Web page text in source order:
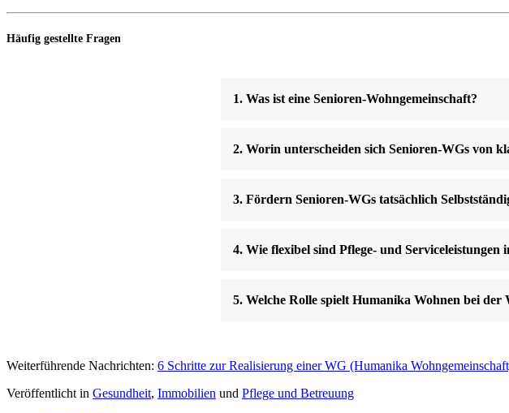
Häufig gestellte Fragen
1. Was ist eine Senioren-Wohngemeinschaft?
2. Worin unterscheiden sich Senioren-WGs von
3. Fördern Senioren-WGs tatsächlich
4. Wie flexibel sind Pflege- und
5. Welche Rolle spielt Humanika Wohnen bei
Weiterführende Nachrichten: 6 Schritte zur Realisierung einer WG (Humanika
Veröffentlicht in Gesundheit, Immobilien und Pflege und Betreuung